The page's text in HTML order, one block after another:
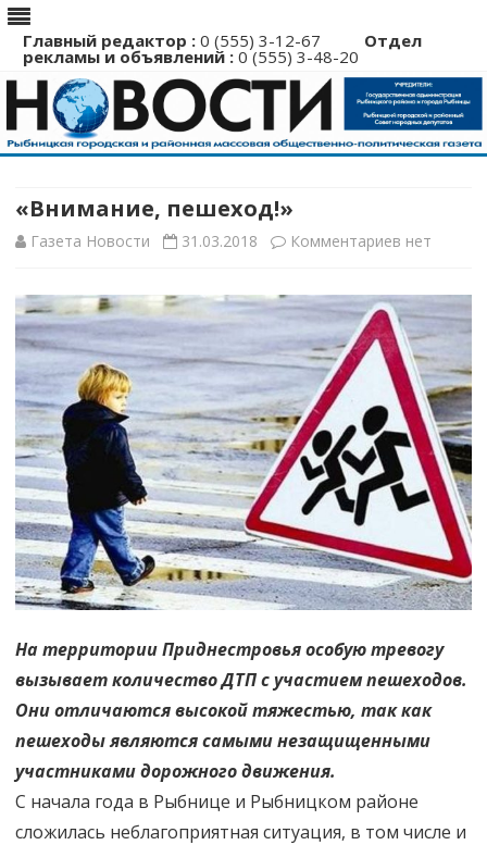
Главный редактор : 0 (555) 3-12-67 Отдел
рекламы и объявлений : 0 (555) 3-48-20
Перейти
содержимому
«Внимание, пешеход!»
Газета Новости 31.03.2018 Комментариев к
«Внимание,
пешеход!»
нет
На территории Приднестровья особую тревогу
вызывает количество ДТП с участием пешеходов.
Они отличаются высокой тяжестью, так как
пешеходы являются самыми незащищенными
участниками дорожного движения.
С начала года в Рыбнице и Рыбницком районе
сложилась неблагоприятная ситуация, в том числе и